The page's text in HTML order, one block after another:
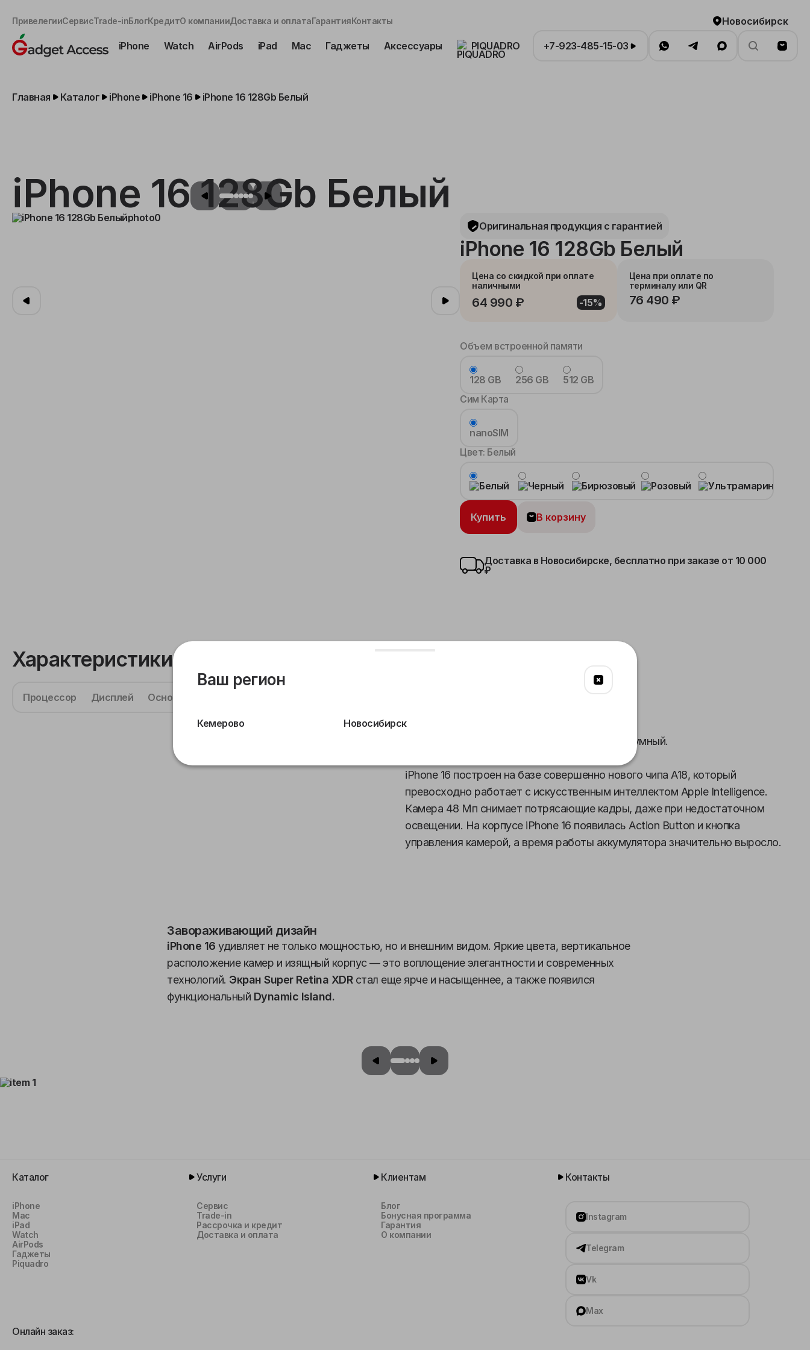
ПривелегииСервисTrade-inБлогКредитО компанииДоставка и оплатаГарантияКонтакты Новосибирск
iPhone Watch AirPods iPad Mac Гаджеты Аксессуары PIQUADRO +7-923-485-15-03
Главная Каталог iPhone iPhone 16 iPhone 16 128Gb Белый
iPhone 16 128Gb Белый
Оригинальная продукция с гарантией
iPhone 16 128Gb Белый
Цена со скидкой при оплате
наличными
64 990 ₽ -15%
Цена при оплате по
терминалу или QR
76 490 ₽
Объем встроенной памяти
128 GB 256 GB
512 GB
Сим Карта
nanoSIM
Цвет: Белый
Купить В корзину
Доставка в Новосибирске, бесплатно при заказе от 10 000
₽
Характеристики
Процессор Дисплей Основная камера
Новый дизайн. Яркие цвета. По-настоящему умный.
iPhone 16 построен на базе совершенно нового чипа A18, который
превосходно работает с искусственным интеллектом Apple Intelligence.
Камера 48 Мп снимает потрясающие кадры, даже при недостаточном
освещении. На корпусе iPhone 16 появилась Action Button и кнопка
управления камерой, а время работы аккумулятора значительно выросло.
Завораживающий дизайн
iPhone 16 удивляет не только мощностью, но и внешним видом. Яркие цвета, вертикальное
расположение камер и изящный корпус — это воплощение элегантности и современных
технологий. Экран Super Retina XDRстал еще ярче и насыщеннее, а также появился
функциональный Dynamic Island.
Каталог
iPhone
Mac
iPad
Watch
AirPods
Гаджеты
Piquadro
Услуги
Сервис
Trade-in
Рассрочка и кредит
Доставка и оплата
Клиентам
Блог
Бонусная программа
Гарантия
О компании
Контакты
Instagram
Telegram
Vk
Max
Онлайн заказ:
Ваш регион
Кемерово Новосибирск